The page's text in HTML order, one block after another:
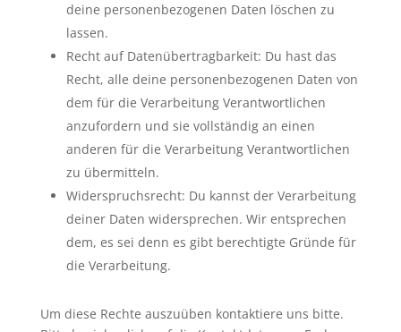
deine personenbezogenen Daten löschen zu
lassen.
Recht auf Datenübertragbarkeit: Du hast das
Recht, alle deine personenbezogenen Daten von
dem für die Verarbeitung Verantwortlichen
anzufordern und sie vollständig an einen
anderen für die Verarbeitung Verantwortlichen
zu übermitteln.
Widerspruchsrecht: Du kannst der Verarbeitung
deiner Daten widersprechen. Wir entsprechen
dem, es sei denn es gibt berechtigte Gründe für
die Verarbeitung.
Um diese Rechte auszuüben kontaktiere uns bitte.